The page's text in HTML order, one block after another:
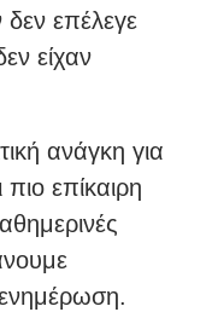
δεν επέλεγε
είχαν
ανάγκη για
επίκαιρη